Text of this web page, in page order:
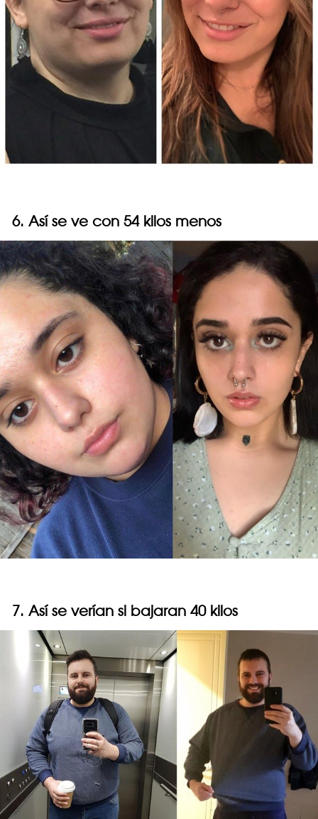
6. Así se ve con 54 kilos menos
7. Así se verían si bajaran 40 kilos